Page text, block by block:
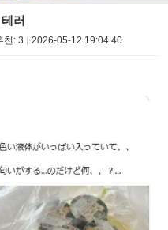
러
천: 3 2026-05-12 19:04:40